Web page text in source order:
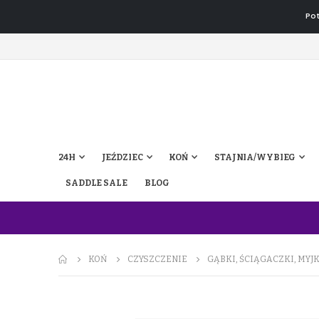
24H JEŹDZIEC KOŃ STAJNIA/WYBIEG
SADDLE SALE BLOG
KOŃ CZYSZCZENIE GĄBKI, ŚCIĄGACZKI,